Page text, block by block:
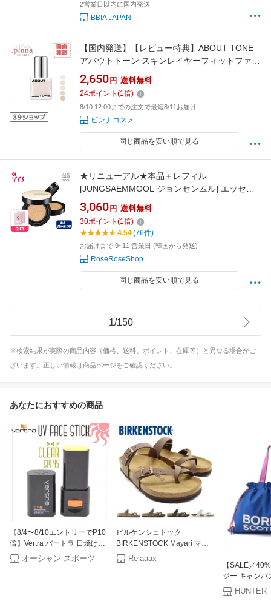
2営業日以内に国内発送
BBIA JAPAN
【国内発送】【レビュー特典】ABOUT TONE
アバウトトーン スキンレイヤーフィットファン
デーション ファンデーション ファンデーショ
ン カバー力 ファンデーション カバー力 韓国
ABOUT TONE ファンデーション アバウトトー
ン
2,650 円 送料無料
24ポイント (1倍)
8/10 12:00までの注文で最短8/11お届け
ピンナコスメ
同じ商品を安い順で見る
★リニューアル★本品＋レフィル
[JUNGSAEMMOOL ジョンセンムル] エッセン
シャル スキンヌーダー クッション / Essential
Skin Nuder Cushion (SPF50+ PA+++) - 1pack
(14g+Refill) / クッションファンデ / 乾燥肌 / 混
3,060 円 送料無料
30ポイント (1倍)
4.54(76件)
お届けまで 9~11 営業日 (韓国から発送)
RoseRoseShop
同じ商品を安い順で見る
1/150
※検索結果が実際の商品内容（価格、送料、ポイント、在庫等）と異なる場合がご
ざいます。正しい情報は商品ページをご確認ください。
あなたにおすすめの商品
【8/4〜8/10エントリーでP10
倍】Vertra バートラ 日焼け止
め 日焼止め フェイススティッ
ク 固形日焼け止め UVフェイ
オーシャン スポーツ
ビルケンシュトック
BIRKENSTOCK Mayari マヤ
リ ビルコフロー ヌバック
0071791/0071051/0071061/0071071
Relaaax
【SALE／
ジー キャンバ
ング トート
ー バッグ ト